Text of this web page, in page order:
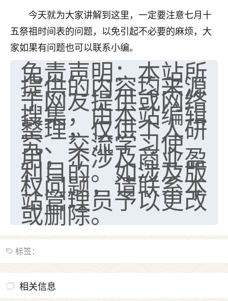
今天就为大家讲解到这里，一定要注意七月十
五祭祖时间表的问题，以免引起不必要的麻烦，大
家如果有问题也可以联系小编。
免责声明：本站所
提供的内容均来源
于网友提供或网络
搜集，由本站编辑
整理，仅供个人研
究、交流学习使
用，不涉及商业盈
利目的。如涉及版
权问题，请联系本
站管理员予以更改
或删除。
标签：
相关信息
2天前 来自山西 15
Jessica李
老师做不做超度法事？我想给我奶奶做超度，她今年
刚去世了。
七零老顽童：我母亲前年离世，刚开始我经常
做梦梦见她，后来也是朋友介绍，找到慧来老
师，安排了超度法事，做梦再也没有梦到过
了，一开始是半信半疑的，图个心安，给亡母
超度，现在看来，人不信也不行。
2天前 来自云南 11
优秀的张同学
老师收徒吗？？我对这些很感兴趣
2天前 来自山西 15